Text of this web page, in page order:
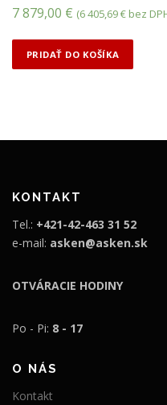
7 879,00 € (6 405,69€ bez
PRIDAŤ DO KOŠÍKA
KONTAKT
Tel.: +421-42-463 31 52
e-mail: asken@asken.sk
OTVÁRACIE HODINY
Po - Pi: 8 - 17
O NÁS
Kontakt